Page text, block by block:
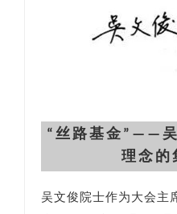
“丝路基金”——
理念的
吴文俊院士作为大会主